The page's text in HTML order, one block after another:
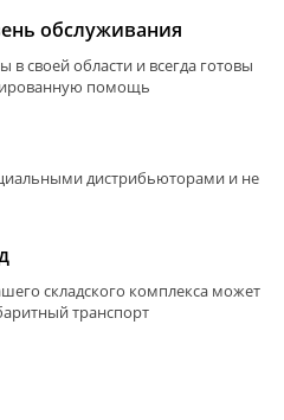
обслуживания
своей области и всегда готовы
помощь
дистрибьюторами и не
складского комплекса может
транспорт